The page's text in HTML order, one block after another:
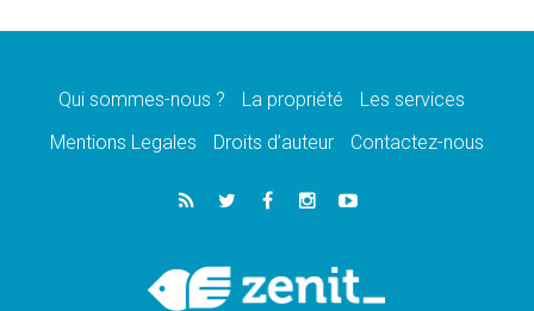
message de paix et de dignité humaine»
«La visite du Pape en Uruguay renforcera
05.08.2026
Le nonce en Ukraine: «Il est inquiétant
Léon XIV au Pérou, une lueur d'espoir pour
un peuple en quête de paix
Qui sommes-nous ? La propriété
Les services
Mentions Legales
Droits d’auteur Contactez-nous